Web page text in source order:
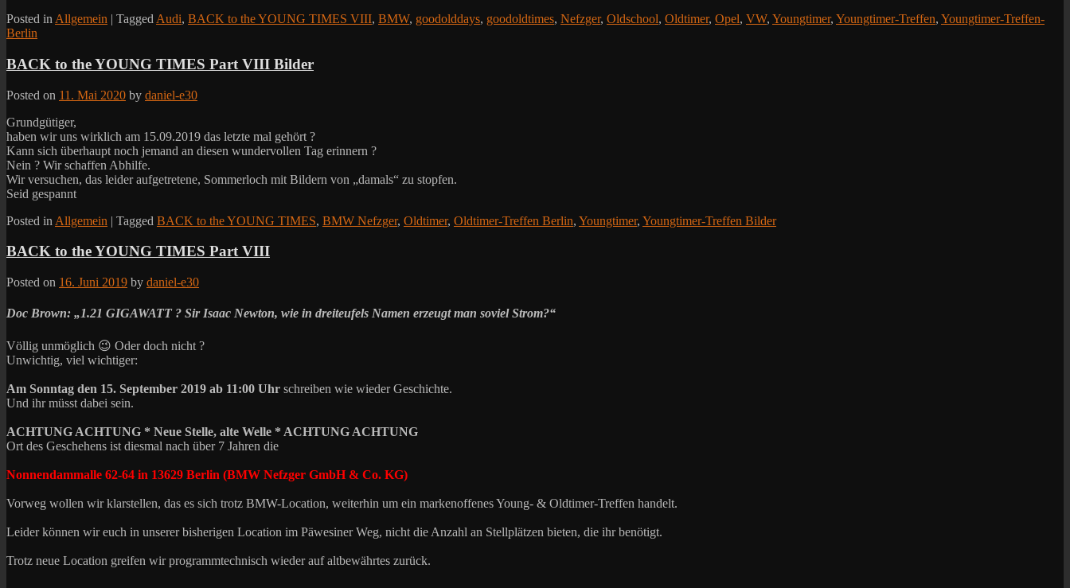
Posted in Allgemein | Tagged Audi, BACK to the YOUNG TIMES VIII, BMW, goodolddays, goodoldtimes, Nefzger, Oldschool, Oldtimer, Opel, VW, Youngtimer, Youngtimer-Treffen, Youngtimer-Treffen-
Berlin
BACK to the YOUNG TIMES Part VIII Bilder
Posted on 11. Mai 2020 by daniel-e30
Grundgütiger,
haben wir uns wirklich am 15.09.2019 das letzte mal gehört ?
Kann sich überhaupt noch jemand an diesen wundervollen Tag erinnern ?
Nein ? Wir schaffen Abhilfe.
Wir versuchen, das leider aufgetretene, Sommerloch mit Bildern von „damals“ zu stopfen.
Seid gespannt
Posted in Allgemein | Tagged BACK to the YOUNG TIMES, BMW Nefzger, Oldtimer, Oldtimer-Treffen Berlin, Youngtimer, Youngtimer-Treffen Bilder
BACK to the YOUNG TIMES Part VIII
Posted on 16. Juni 2019 by daniel-e30
Doc Brown: „1.21 GIGAWATT ? Sir Isaac Newton, wie in dreiteufels Namen erzeugt man soviel Strom?“
Völlig unmöglich 😉 Oder doch nicht ?
Unwichtig, viel wichtiger:
Am Sonntag den 15. September 2019 ab 11:00 Uhr schreiben wie wieder Geschichte.
Und ihr müsst dabei sein.
ACHTUNG ACHTUNG * Neue Stelle, alte Welle * ACHTUNG ACHTUNG
Ort des Geschehens ist diesmal nach über 7 Jahren die
Nonnendammalle 62-64 in 13629 Berlin (BMW Nefzger GmbH & Co. KG)
Vorweg wollen wir klarstellen, das es sich trotz BMW-Location, weiterhin um ein markenoffenes Young- & Oldtimer-Treffen handelt.
Leider können wir euch in unserer bisherigen Location im Päwesiner Weg, nicht die Anzahl an Stellplätzen bieten, die ihr benötigt.
Trotz neue Location greifen wir programmtechnisch wieder auf altbewährtes zurück.